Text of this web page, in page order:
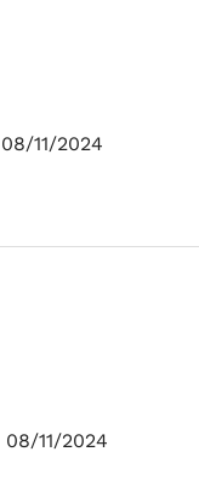
08/11/2024
08/11/2024